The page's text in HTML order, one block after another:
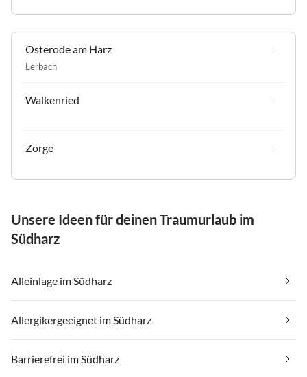
Osterode am Harz
Lerbach
Walkenried
Zorge
Unsere Ideen für deinen Traumurlaub im
Südharz
Alleinlage im Südharz
Allergikergeeignet im Südharz
Barrierefrei im Südharz